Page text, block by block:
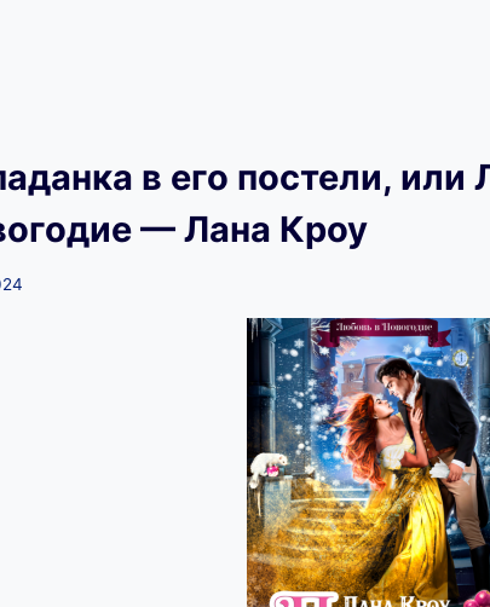
в его постели, или
— Лана Кроу